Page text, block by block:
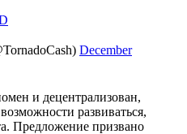
December
и децентрализован,
развиваться,
Предложение призвано